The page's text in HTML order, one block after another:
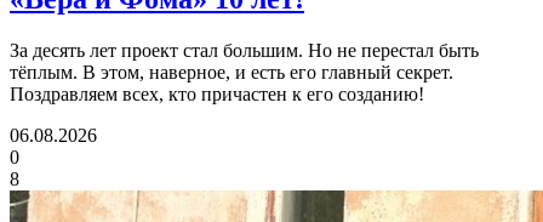
За десять лет проект стал большим. Но не перестал быть
тёплым. В этом, наверное, и есть его главный секрет.
Поздравляем всех, кто причастен к его созданию!
06.08.2026
0
8